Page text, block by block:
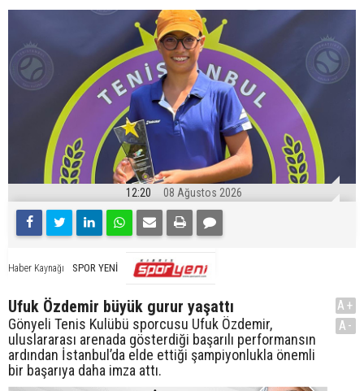
12:20 08 Ağustos 2026
Haber Kaynağı SPOR YENİ
Ufuk Özdemir büyük gurur yaşattı
Gönyeli Tenis Kulübü sporcusu Ufuk Özdemir,
uluslararası arenada gösterdiği başarılı performansın
ardından İstanbul’da elde ettiği şampiyonlukla önemli
bir başarıya daha imza attı.
A+
A-